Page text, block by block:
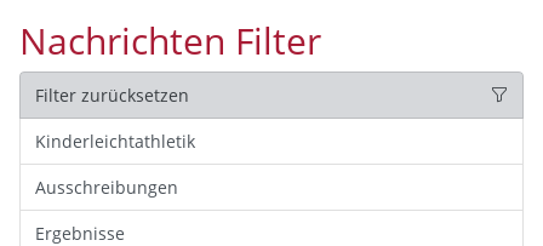
Nachrichten Filter
Filter zurücksetzen
Kinderleichtathletik
Ausschreibungen
Ergebnisse